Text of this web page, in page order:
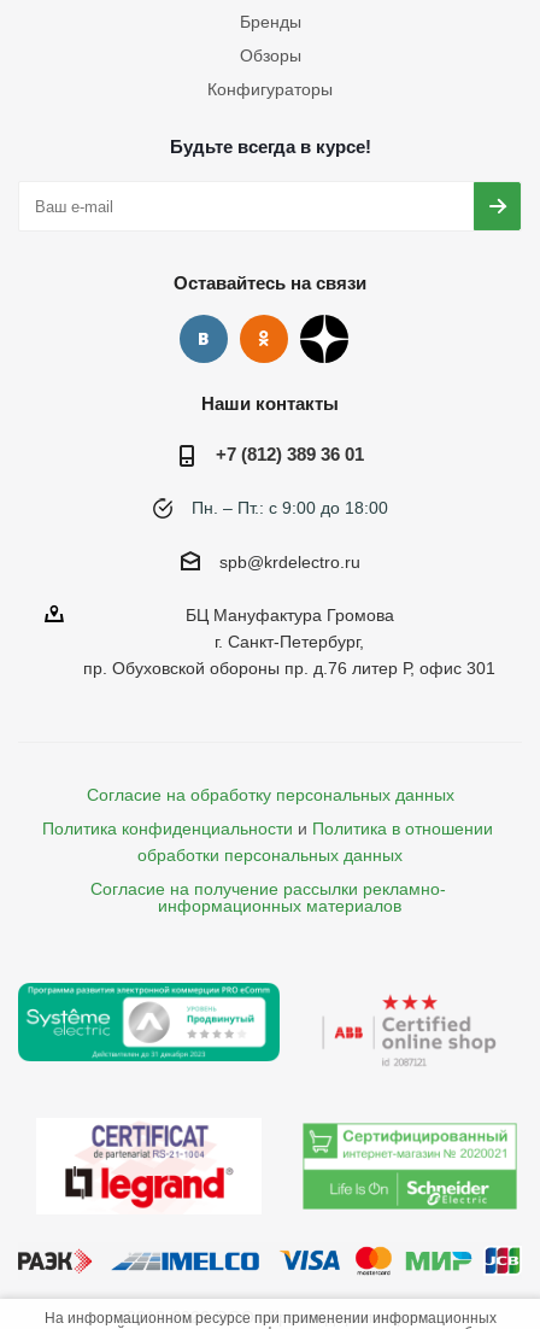
Бренды
Обзоры
Конфигураторы
Будьте всегда в курсе!
Оставайтесь на связи
Наши контакты
+7 (812) 389 36 01
Пн. – Пт.: с 9:00 до 18:00
spb@krdelectro.ru
БЦ Мануфактура Громова
г. Санкт-Петербург,
пр. Обуховской обороны пр. д.76 литер Р, офис 301
Согласие на обработку персональных данных
Политика конфиденциальности и Политика в отношении
обработки персональных данных
Согласие на получение рассылки рекламно-
    информационных материалов
©2013-2026 ООО «Краснодарэлектро»
На информационном ресурсе при применении информационных